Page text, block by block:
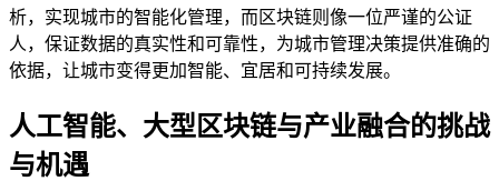
析，实现城市的智能化管理，而区块链则像一位严谨的公证
人，保证数据的真实性和可靠性，为城市管理决策提供准确的
依据，让城市变得更加智能、宜居和可持续发展。
人工智能、大型区块链与产业融合的挑战
与机遇